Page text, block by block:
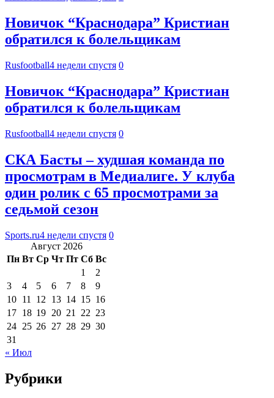
Новичок “Краснодара” Кристиан
обратился к болельщикам
Rusfootball4 недели спустя 0
Новичок “Краснодара” Кристиан
обратился к болельщикам
Rusfootball4 недели спустя 0
СКА Басты – худшая команда по
просмотрам в Медиалиге. У клуба
один ролик с 65 просмотрами за
седьмой сезон
Sports.ru4 недели спустя 0
Август 2026
Пн Вт Ср Чт Пт Сб Вс
1
2
3
4 5 6 7 8
9
10 11 12 13 14 15 16
17 18 19 20 21 22 23
24 25 26 27 28 29 30
31
« Июл
Рубрики